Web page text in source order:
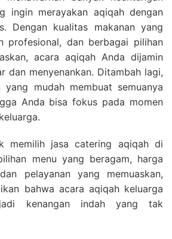
ingin merayakan aqiqah dengan
Dengan kualitas makanan yang
profesional, dan berbagai pilihan
acara aqiqah Anda dijamin
dan menyenankan. Ditambah lagi,
yang mudah membuat semuanya
Anda bisa fokus pada momen
memilih jasa catering aqiqah di
menu yang beragam, harga
pelayanan yang memuaskan,
bahwa acara aqiqah keluarga
kenangan indah yang tak